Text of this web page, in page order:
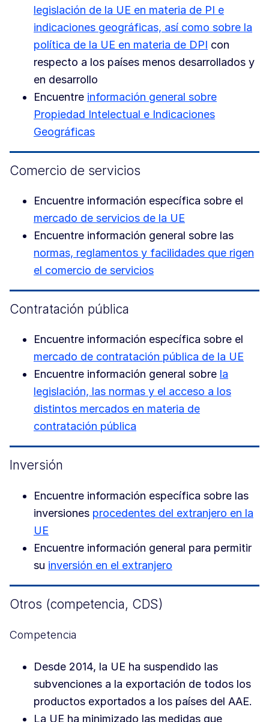
legislación de la UE en materia de PI e
indicaciones geográficas, así como sobre la
política de la UE en materia de DPI con
respecto a los países menos desarrollados y
en desarrollo
Encuentre información general sobre
Propiedad Intelectual e Indicaciones
Geográficas
Comercio de servicios
Encuentre información específica sobre el
mercado de servicios de la UE
Encuentre información general sobre las
normas, reglamentos y facilidades que rigen
el comercio de servicios
Contratación pública
Encuentre información específica sobre el
mercado de contratación pública de la UE
Encuentre información general sobre la
legislación, las normas y el acceso a los
distintos mercados en materia de
contratación pública
Inversión
Encuentre información específica sobre las
inversiones procedentes del extranjero en la
UE
Encuentre información general para permitir
su inversión en el extranjero
Otros (competencia, CDS)
Competencia
Desde 2014, la UE ha suspendido las
subvenciones a la exportación de todos los
productos exportados a los países del AAE.
La UE ha minimizado las medidas que